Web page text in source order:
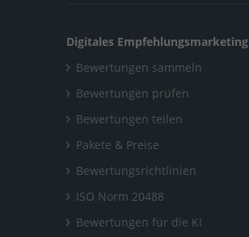
Digitales Empfehlungsmarketing
Bewertungen sammeln
Bewertungen prüfen
Bewertungen teilen
Pakete & Preise
Bewertungsrichtlinien
ISO Norm 20488
Bewertungen für die KI